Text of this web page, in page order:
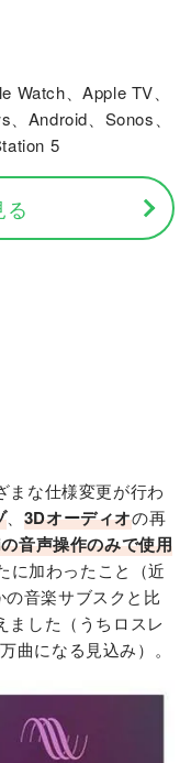
Watch、Apple TV、
Android、Sonos、
5
まな仕様変更が行わ
、 3Dオーディオの再
音声操作のみで使用
に加わったこと（近
音楽サブスクと比
ました（うちロスレ
曲になる見込み）。